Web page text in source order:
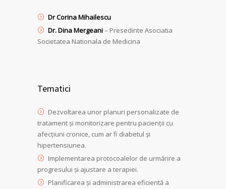
Dr Corina Mihailescu
Dr. Dina Mergeani– Presedinte Asociatia
Societatea Nationala de Medicina
Tematici
Dezvoltarea unor planuri personalizate de
tratament și monitorizare pentru pacienții cu
afecțiuni cronice, cum ar fi diabetul și
hipertensiunea.
Implementarea protocoalelor de urmărire a
progresului și ajustare a terapiei.
Planificarea și administrarea eficientă a